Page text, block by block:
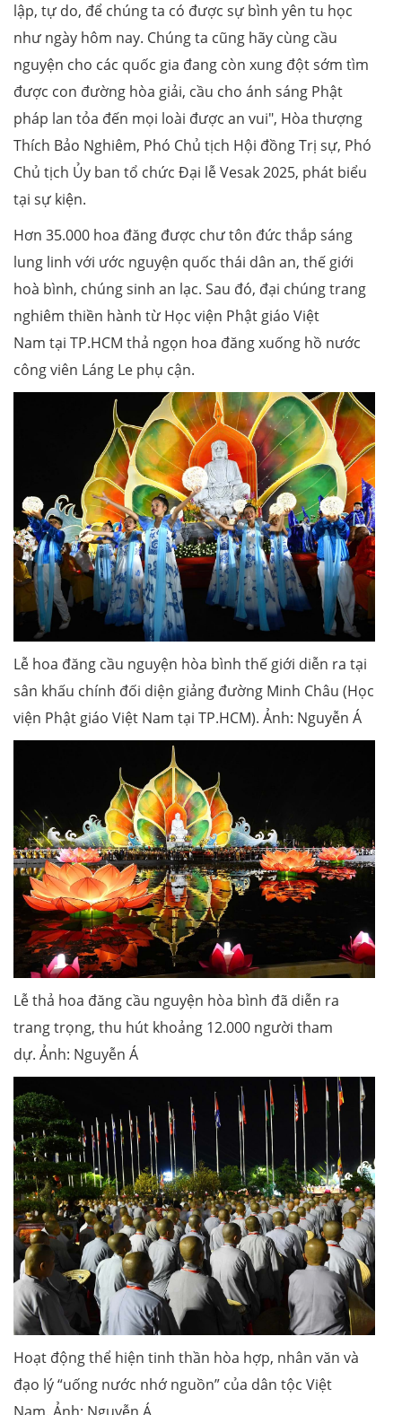
lập, tự do, để chúng ta có được sự bình yên tu học
như ngày hôm nay. Chúng ta cũng hãy cùng cầu
nguyện cho các quốc gia đang còn xung đột sớm tìm
được con đường hòa giải, cầu cho ánh sáng Phật
pháp lan tỏa đến mọi loài được an vui", Hòa thượng
Thích Bảo Nghiêm, Phó Chủ tịch Hội đồng Trị sự, Phó
Chủ tịch Ủy ban tổ chức Đại lễ Vesak 2025, phát biểu
tại sự kiện.
Hơn 35.000 hoa đăng được chư tôn đức thắp sáng
lung linh với ước nguyện quốc thái dân an, thế giới
hoà bình, chúng sinh an lạc. Sau đó, đại chúng trang
nghiêm thiền hành từ Học viện Phật giáo Việt
Nam tại TP.HCM thả ngọn hoa đăng xuống hồ nước
công viên Láng Le phụ cận.
Lễ hoa đăng cầu nguyện hòa bình thế giới diễn ra tại
sân khấu chính đối diện giảng đường Minh Châu (Học
viện Phật giáo Việt Nam tại TP.HCM). Ảnh: Nguyễn Á
Lễ thả hoa đăng cầu nguyện hòa bình đã diễn ra
trang trọng, thu hút khoảng 12.000 người tham
dự. Ảnh: Nguyễn Á
Hoạt động thể hiện tinh thần hòa hợp, nhân văn và
đạo lý “uống nước nhớ nguồn” của dân tộc Việt